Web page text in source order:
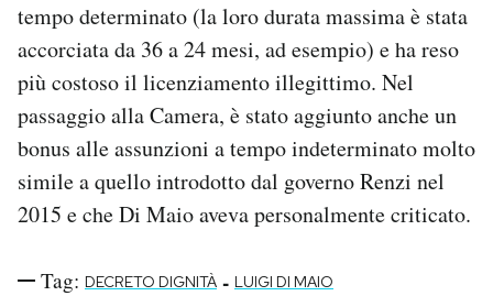
tempo determinato (la loro durata massima è stata
accorciata da 36 a 24 mesi, ad esempio) e ha reso
più costoso il licenziamento illegittimo. Nel
passaggio alla Camera, è stato aggiunto anche un
bonus alle assunzioni a tempo indeterminato molto
simile a quello introdotto dal governo Renzi nel
2015 e che Di Maio aveva personalmente criticato.
Tag: DECRETO DIGNITÀ - LUIGI DI MAIO